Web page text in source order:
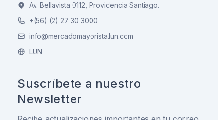
Av. Bellavista 0112, Providencia Santiago.
+(56) (2) 27 30 3000
info@mercadomayorista.lun.com
LUN
Suscríbete a nuestro
Newsletter